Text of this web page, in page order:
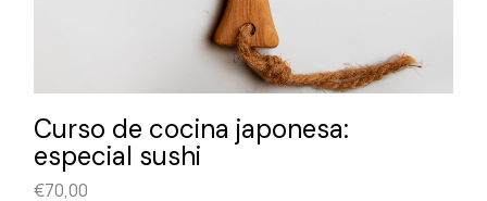
Curso de cocina japonesa:
especial sushi
€70,00